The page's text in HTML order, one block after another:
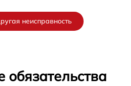
неисправность
обязательства